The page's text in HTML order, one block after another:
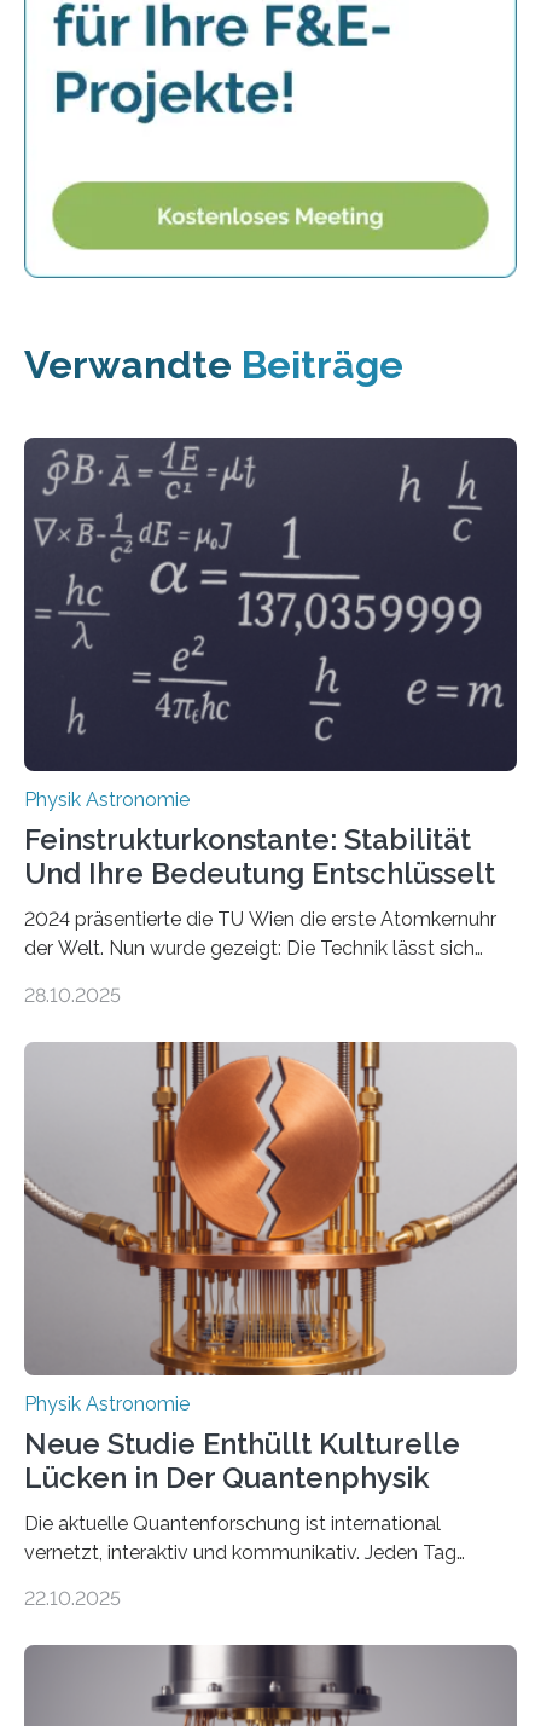
Verwandte Beiträge
Physik Astronomie
Feinstrukturkonstante: Stabilität
Und Ihre Bedeutung Entschlüsselt
2024 präsentierte die TU Wien die erste Atomkernuhr
der Welt. Nun wurde gezeigt: Die Technik lässt sich
fundamentalen Physik nachzugehen. Thorium-
Messungen verwenden. Das hatte man jahrzehntelang
vermutet, weltweit war nach den passenden
Atomkern-Zuständen gesucht worden, 2024 gelang
einem Team der TU Wien mit Unterstützung
internationaler Partner der entscheidende Durchbruch:
Der lange diskutierte Thorium-Kernübergang wurde
gefunden. Kurz darauf konnte man zeigen, dass sich
Thorium tatsächlich nutzen lässt, um hochpräzise…
28.10.2025
Physik Astronomie
Neue Studie Enthüllt Kulturelle
Lücken in Der Quantenphysik
Die aktuelle Quantenforschung ist international
vernetzt, interaktiv und kommunikativ. Jeden Tag
oft von Autor*innen, die eng zusammenarbeiten. Neue
werden schnell weiterentwickelt. Dies ist der Alltag in
22.10.2025